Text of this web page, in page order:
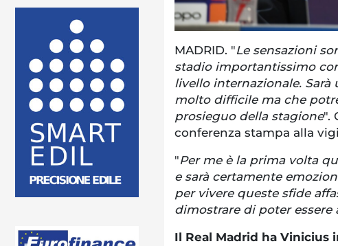
MADRID. "Le sensazioni
stadio importantissimo
livello internazionale.
molto difficile ma che
prosieguo della stagione".
conferenza stampa alla
"Per me è la prima volta
e sarà certamente
per vivere queste sfide
dimostrare di poter
Il Real Madrid ha Vinicius